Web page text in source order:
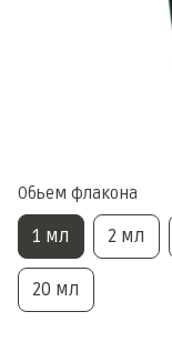
Обьем флакона
1 мл 2 мл
20 мл